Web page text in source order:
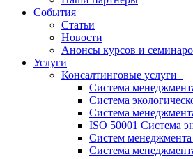
События
Статьи
Новости
Анонсы курсов и
Услуги
Консалтинговые услуги
Система
Система
Система
ISO 50001 Системa
Систем
Система